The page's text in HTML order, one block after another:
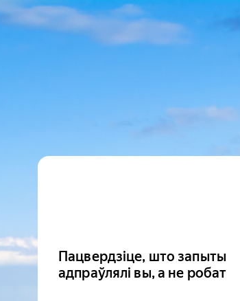
Пацвердзіце, што запыты
адпраўлялі вы, а не робат